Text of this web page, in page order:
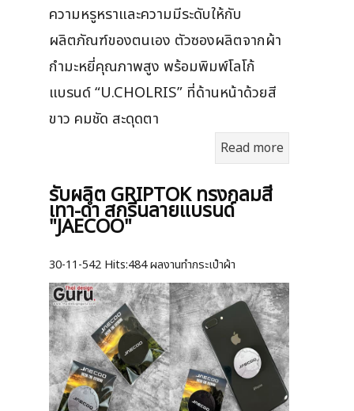
ความหรูหราและความมีระดับให้กับ
ผลิตภัณฑ์ของตนเอง ตัวซองผลิตจากผ้า
กำมะหยี่คุณภาพสูง พร้อมพิมพ์โลโก้
แบรนด์ “U.CHOLRIS” ที่ด้านหน้าด้วยสี
ขาว คมชัด สะดุดตา
Read more
รับผลิต GRIPTOK ทรงกลมสี
เทา-ดำ สกรีนลายแบรนด์
"JAECOO"
30-11-542 Hits:484 ผลงานทำกระเป๋าผ้า